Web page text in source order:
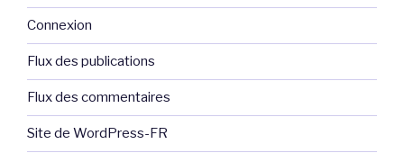
Connexion
Flux des publications
Flux des commentaires
Site de WordPress-FR